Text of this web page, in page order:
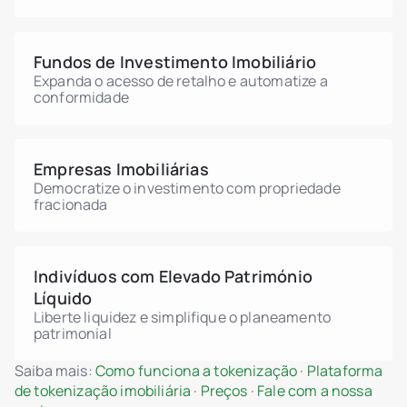
Fundos de Investimento Imobiliário
Expanda o acesso de retalho e automatize a
conformidade
Empresas Imobiliárias
Democratize o investimento com propriedade
fracionada
Indivíduos com Elevado Património
Líquido
Liberte liquidez e simplifique o planeamento
patrimonial
Saiba mais: Como funciona a tokenização· Plataforma
de tokenização imobiliária · Preços · Fale com a nossa